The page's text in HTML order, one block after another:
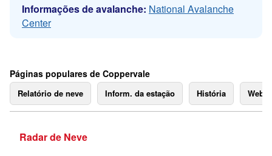
Informações de avalanche: National Avalanche
Center
Páginas populares de Coppervale
Relatório de neve Inform. da estação História
Radar de Neve